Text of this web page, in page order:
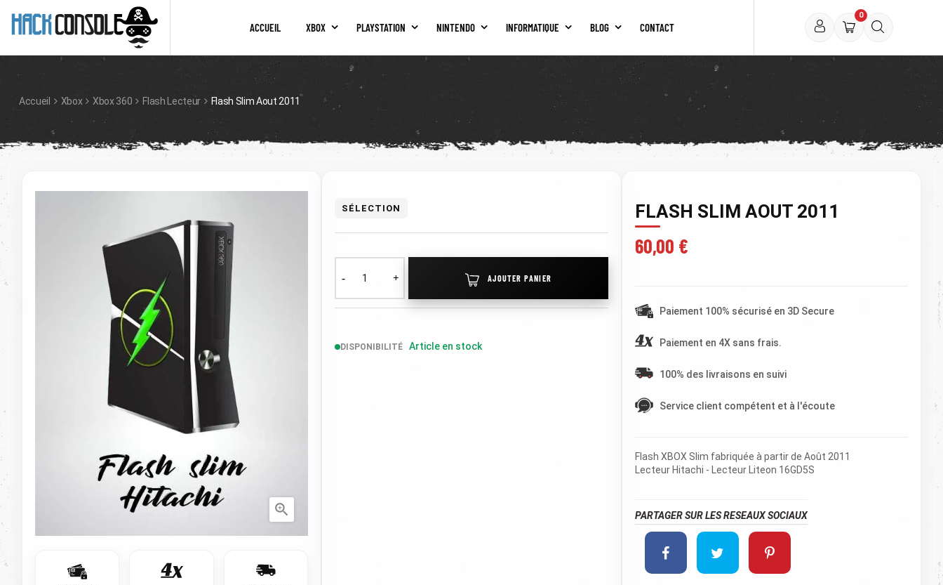
ACCUEIL XBOX PLAYSTATION NINTENDO INFORMATIQUE BLOG CONTACT
0
Accueil Xbox Xbox 360 Flash Lecteur Flash Slim Aout 2011

SÉLECTION
AJOUTER PANIER
DISPONIBILITÉ Article en stock
FLASH SLIM AOUT 2011
60,00 €
Paiement 100% sécurisé en 3D Secure
Paiement en 4X sans frais.
100% des livraisons en suivi
Service client compétent et à l'écoute
Flash XBOX Slim fabriquée à partir de Août 2011
Lecteur Hitachi - Lecteur Liteon 16GD5S
PARTAGER SUR LES RESEAUX SOCIAUX